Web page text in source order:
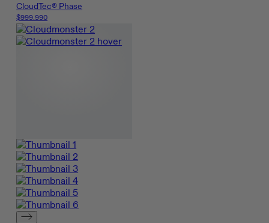
CloudTec® Phase
$999.990